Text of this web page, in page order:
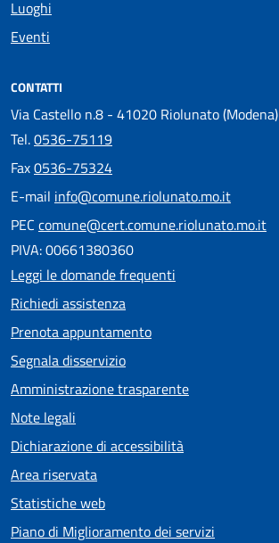
Luoghi
Eventi
CONTATTI
Via Castello n.8 - 41020 Riolunato (Modena)
Tel.0536-75119
Fax0536-75324
E-mail info@comune.riolunato.mo.it
PEC comune@cert.comune.riolunato.mo.it
PIVA: 00661380360
Leggi le domande frequenti
Richiedi assistenza
Prenota appuntamento
Segnala disservizio
Amministrazione trasparente
Note legali
Dichiarazione di accessibilità
Area riservata
Statistiche web
Piano di Miglioramento dei servizi